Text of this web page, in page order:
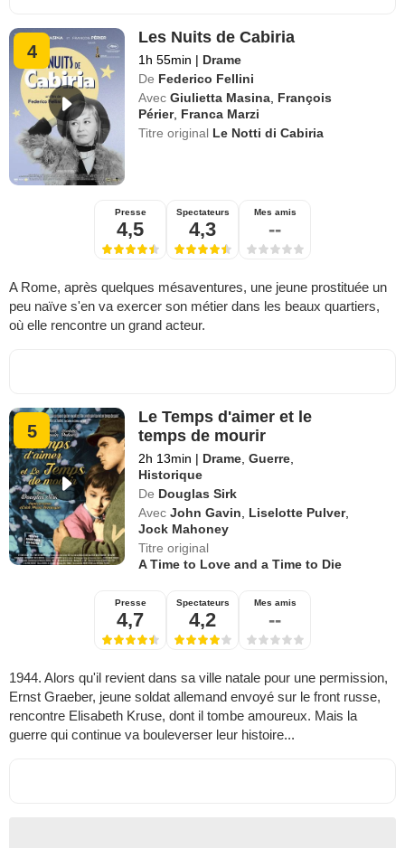
4
Les Nuits de Cabiria
1h 55min | Drame
De Federico Fellini
Avec Giulietta Masina François
Périer, Franca Marzi
Titre original Le Notti di Cabiria
Presse
4,5
Spectateurs
4,3
Mes amis
--
A Rome, après quelques mésaventures, une jeune prostituée un
peu naïve s'en va exercer son métier dans les beaux quartiers,
où elle rencontre un grand acteur.
5
Le Temps d'aimer et le
temps de mourir
2h 13min | Drame ,Guerre
Historique
De Douglas Sirk
Avec John Gavin Liselotte Pulver,
Jock Mahoney
Titre original
A Time to Love and a Time to Die
Presse
4,7
Spectateurs
4,2
Mes amis
--
1944. Alors qu'il revient dans sa ville natale pour une permission,
Ernst Graeber, jeune soldat allemand envoyé sur le front russe,
rencontre Elisabeth Kruse, dont il tombe amoureux. Mais la
guerre qui continue va bouleverser leur histoire...